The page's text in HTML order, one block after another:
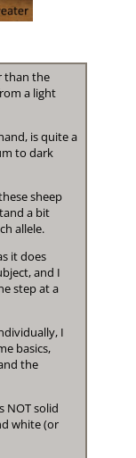
than the
a light
is quite a
to dark
sheep
a bit
allele.
it does
and I
step at a
I
basics,
the
NOT solid
white (or